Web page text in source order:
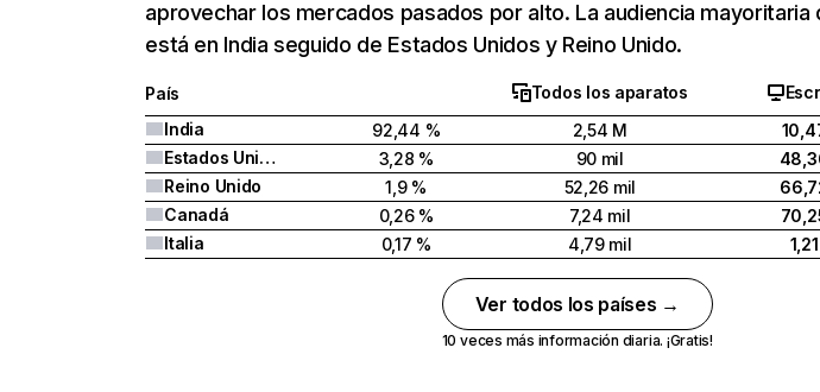
aprovechar los mercados pasados por alto. La audiencia mayoritaria
está en India seguido de Estados Unidos y Reino Unido.
País Todos los aparatos
India
92,44 % 2,54 M
Estados Unidos
3,28 % 90 mil
Reino Unido
1,9 % 52,26 mil
Canadá
0,26 % 7,24 mil
Italia
0,17 % 4,79 mil
Ver todos los países →
10 veces más información diaria. ¡Gratis!